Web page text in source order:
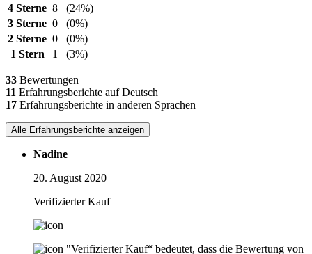
4 Sterne 8
(24%)
3 Sterne 0
(0%)
2 Sterne 0
(0%)
1 Stern
1 (3%)
33 Bewertungen
11 Erfahrungsberichte auf Deutsch
17 Erfahrungsberichte in anderen Sprachen
Alle Erfahrungsberichte anzeigen
Nadine
20. August 2020
Verifizierter Kauf
"Verifizierter Kauf“ bedeutet, dass die Bewertung von